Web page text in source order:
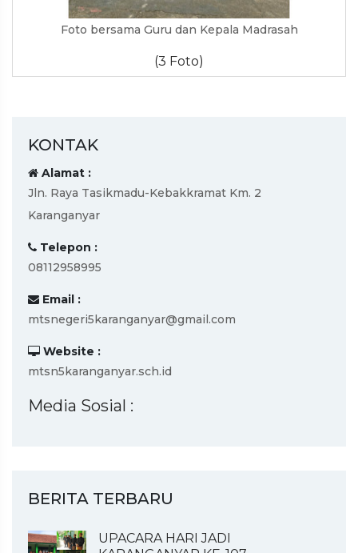
Foto bersama Guru dan Kepala Madrasah
(3 Foto)
KONTAK
Alamat :
Jln. Raya Tasikmadu-Kebakkramat Km. 2
Karanganyar
Telepon :
08112958995
Email :
mtsnegeri5karanganyar@gmail.com
Website :
mtsn5karanganyar.sch.id
Media Sosial :
BERITA TERBARU
UPACARA HARI JADI